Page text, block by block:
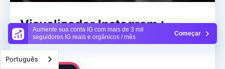
Aumente sua conta IG com mais de 3 mil
seguidores IG reais e orgânicos / mês
Começar
Visualizador Instagram :
Analise os seus concorrentes
Português